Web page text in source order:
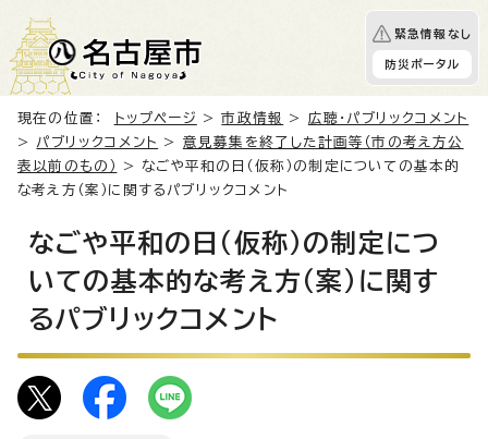
緊急情報なし
防災ポータル
現在の位置： トップページ >市政情報 > 広聴・パブリックコメント
> パブリックコメント > 意見募集を終了した計画等（市の考え方公
表以前のもの）
> なごや平和の日（仮称）の制定についての基本的
な考え方（案）に関するパブリックコメント
なごや平和の日（仮称）の制定につ
いての基本的な考え方（案）に関す
るパブリックコメント